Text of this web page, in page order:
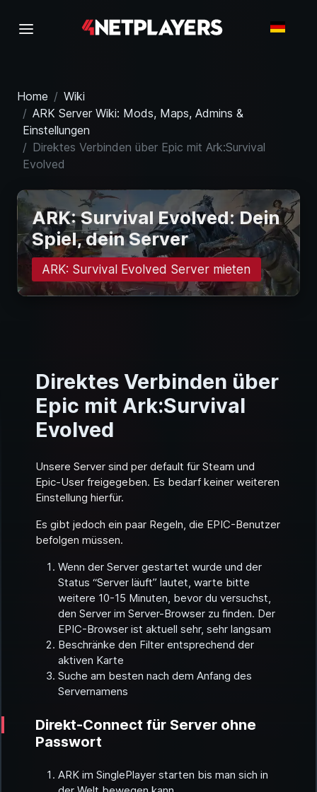
Home
Wiki
ARK Server Wiki: Mods, Maps, Admins &
Einstellungen
Direktes Verbinden über Epic mit Ark:Survival
Evolved
ARK: Survival Evolved: Dein
Spiel, dein Server
ARK: Survival Evolved Server mieten
Direktes Verbinden über
Epic mit Ark:Survival
Evolved
Unsere Server sind per default für Steam und
Epic-User freigegeben. Es bedarf keiner weiteren
Einstellung hierfür.
Es gibt jedoch ein paar Regeln, die EPIC-Benutzer
befolgen müssen.
Wenn der Server gestartet wurde und der
Status “Server läuft” lautet, warte bitte
weitere 10-15 Minuten, bevor du versuchst,
den Server im Server-Browser zu finden. Der
EPIC-Browser ist aktuell sehr, sehr langsam
Beschränke den Filter entsprechend der
aktiven Karte
Suche am besten nach dem Anfang des
Servernamens
Direkt-Connect für Server ohne
Passwort
ARK im SinglePlayer starten bis man sich in